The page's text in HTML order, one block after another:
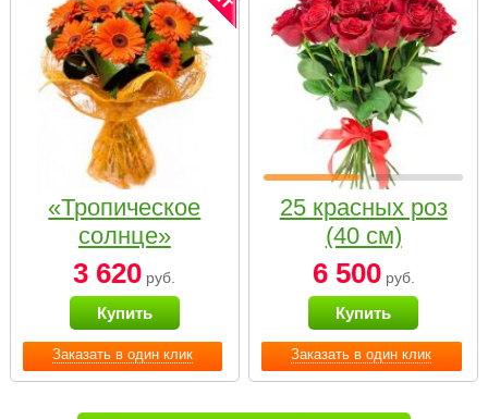
Заказать в один клик
«Тропическое
солнце»
3 620 руб.
Купить
Заказать в один клик
25 красных роз
(40 см)
6 500руб.
Купить